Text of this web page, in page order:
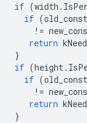
if (width .
if (
!=
return
}
if (height.
if (
!=
return
}